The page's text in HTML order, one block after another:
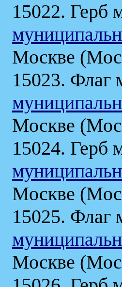
15022. Герб
Москве
15023. Флаг
Москве
15024. Герб
Москве
15025. Флаг
Москве